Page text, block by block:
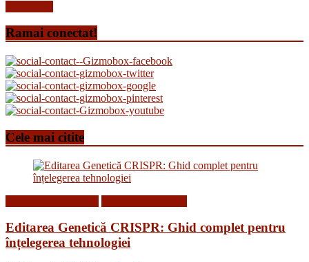
Ramai conectat!
Cele mai citite
Editarea Genetică CRISPR: Ghid complet pentru
înțelegerea tehnologiei